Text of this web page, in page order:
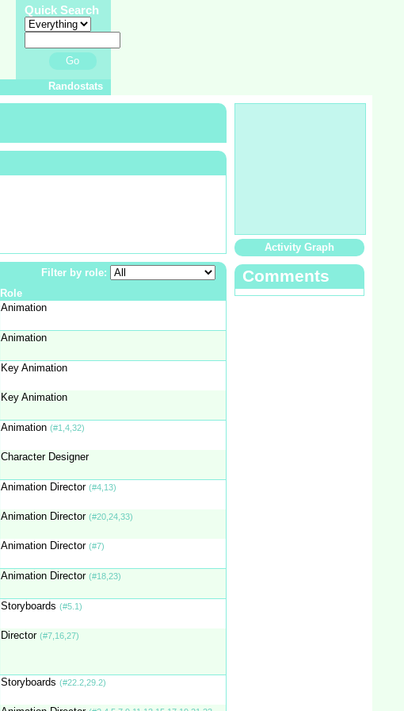
Quick Search
Go
Randostats
Filter by role:
Role
Animation
Animation
Key Animation
Key Animation
Animation (#1,4,32)
Character Designer
Animation Director (#4,13)
Animation Director (#20,24,33)
Animation Director (#7)
Animation Director (#18,23)
Storyboards (#5.1)
Director (#7,16,27)
Storyboards (#22.2,29.2)
Activity Graph
Comments